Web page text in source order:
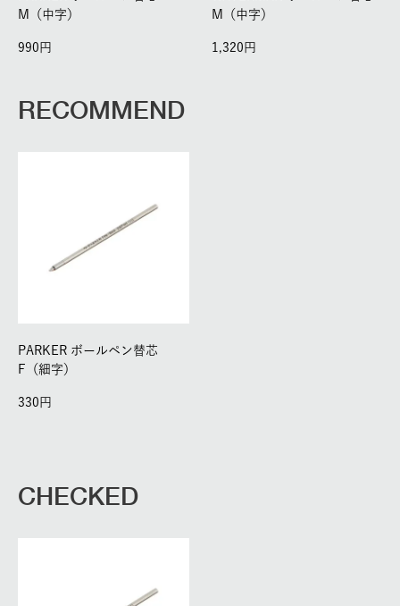
M（中字）
990
M（中字）
1,320
RECOMMEND
PARKER ボールペン替芯
F（細字）
330
CHECKED